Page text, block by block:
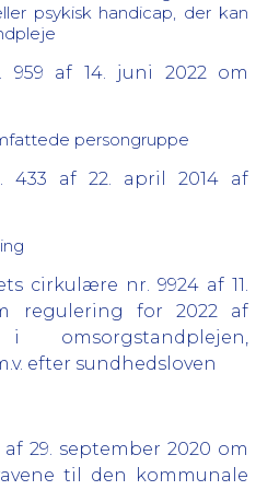
psykisk handicap, der kan
959 af 14. juni 2022 om
persongruppe
433 af 22. april 2014 af
cirkulære nr. 9924 af 11.
regulering for 2022 af
omsorgstandplejen,
efter sundhedsloven
29. september 2020 om
til den kommunale